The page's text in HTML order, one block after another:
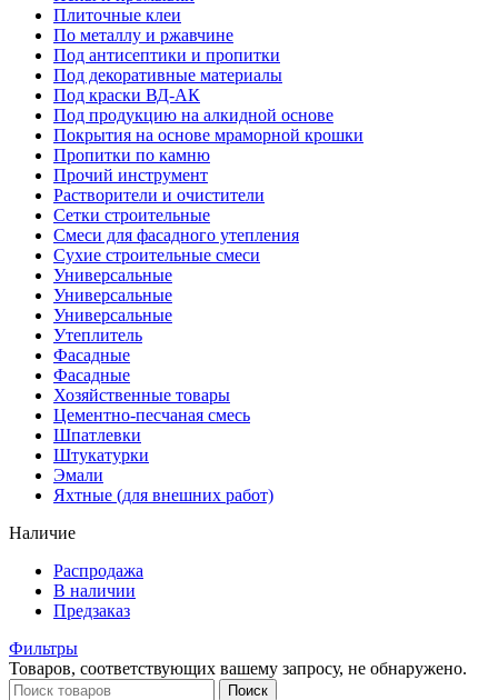
Плиточные клеи
По металлу и ржавчине
Под антисептики и пропитки
Под декоративные материалы
Под краски ВД-АК
Под продукцию на алкидной основе
Покрытия на основе мраморной крошки
Пропитки по камню
Прочий инструмент
Растворители и очистители
Сетки строительные
Смеси для фасадного утепления
Сухие строительные смеси
Универсальные
Универсальные
Универсальные
Утеплитель
Фасадные
Фасадные
Хозяйственные товары
Цементно-песчаная смесь
Шпатлевки
Штукатурки
Эмали
Яхтные (для внешних работ)
Наличие
Распродажа
В наличии
Предзаказ
Фильтры
Товаров, соответствующих вашему запросу, не обнаружено.
Поиск